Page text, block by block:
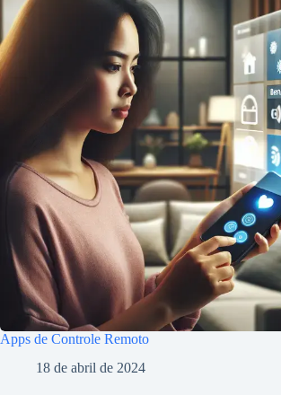
Apps de Controle Remoto
18 de abril de 2024